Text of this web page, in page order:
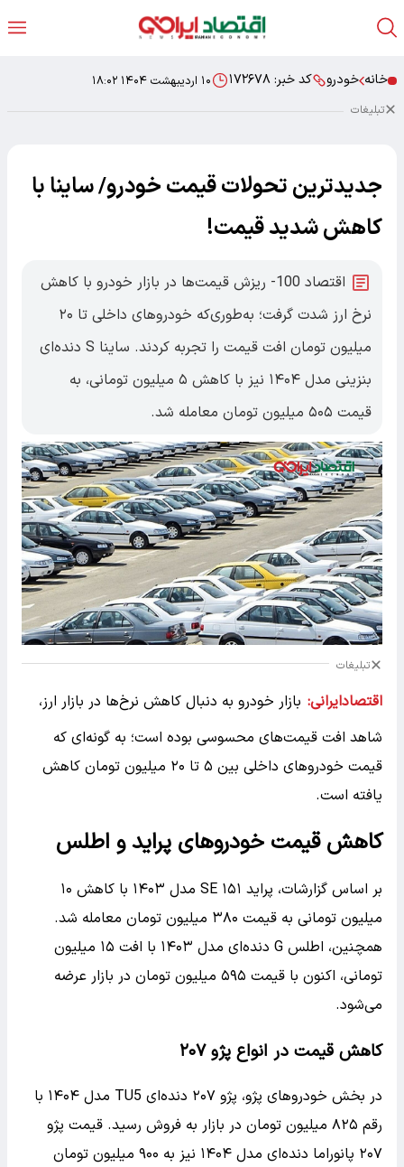
خانه خودرو کد خبر: ۱۷۲۶۷۸ ۱۰ اردیبهشت ۱۴۰۴ ۱۸:۰۲
تبلیغات
جدیدترین تحولات قیمت خودرو/ ساینا با
کاهش شدید قیمت!
اقتصاد 100- ریزش قیمت‌ها در بازار خودرو با کاهش
نرخ ارز شدت گرفت؛ به‌طوری‌که خودروهای داخلی تا ۲۰
میلیون تومان افت قیمت را تجربه کردند. ساینا S دنده‌ای
بنزینی مدل ۱۴۰۴ نیز با کاهش ۵ میلیون تومانی، به
قیمت ۵۰۵ میلیون تومان معامله شد.
تبلیغات
اقتصادایرانی: بازار خودرو به دنبال کاهش نرخ‌ها در بازار ارز،
شاهد افت قیمت‌های محسوسی بوده است؛ به‌ گونه‌ای که
قیمت خودروهای داخلی بین ۵ تا ۲۰ میلیون تومان کاهش
یافته است.
کاهش قیمت خودروهای پراید و اطلس
بر اساس گزارشات، پراید ۱۵۱ SE مدل ۱۴۰۳ با کاهش ۱۰
میلیون تومانی به قیمت ۳۸۰ میلیون تومان معامله شد.
همچنین، اطلس G دنده‌ای مدل ۱۴۰۳ با افت ۱۵ میلیون
تومانی، اکنون با قیمت ۵۹۵ میلیون تومان در بازار عرضه
می‌شود.
کاهش قیمت در انواع پژو ۲۰۷
در بخش خودروهای پژو، پژو ۲۰۷ دنده‌ای TU5 مدل ۱۴۰۴ با
رقم ۸۲۵ میلیون تومان در بازار به فروش رسید. قیمت پژو
۲۰۷ پانوراما دنده‌ای مدل ۱۴۰۴ نیز به ۹۰۰ میلیون تومان